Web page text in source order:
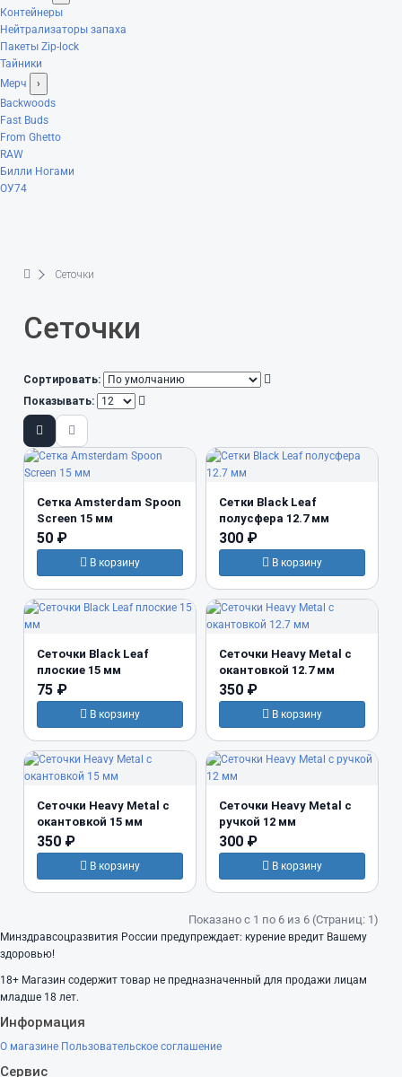
Контейнеры
Нейтрализаторы запаха
Пакеты Zip-lock
Тайники
Мерч
›
Backwoods
Fast Buds
From Ghetto
RAW
Билли Ногами
ОУ74
Сеточки
Сеточки
Сортировать:
Показывать:
Сетка Amsterdam Spoon
Screen 15 мм
50 ₽
В корзину
Сетки Black Leaf
полусфера 12.7 мм
300 ₽
В корзину
Сеточки Black Leaf
плоские 15 мм
75 ₽
В корзину
Сеточки Heavy Metal с
окантовкой 12.7 мм
350 ₽
В корзину
Сеточки Heavy Metal с
окантовкой 15 мм
350 ₽
В корзину
Сеточки Heavy Metal с
ручкой 12 мм
300 ₽
В корзину
Показано с 1 по 6 из 6 (Страниц: 1)
Минздравсоцразвития России предупреждает: курение вредит Вашему
здоровью!
18+ Магазин содержит товар не предназначенный для продажи лицам
младше 18 лет.
Информация
О магазине Пользовательское соглашение
Сервис